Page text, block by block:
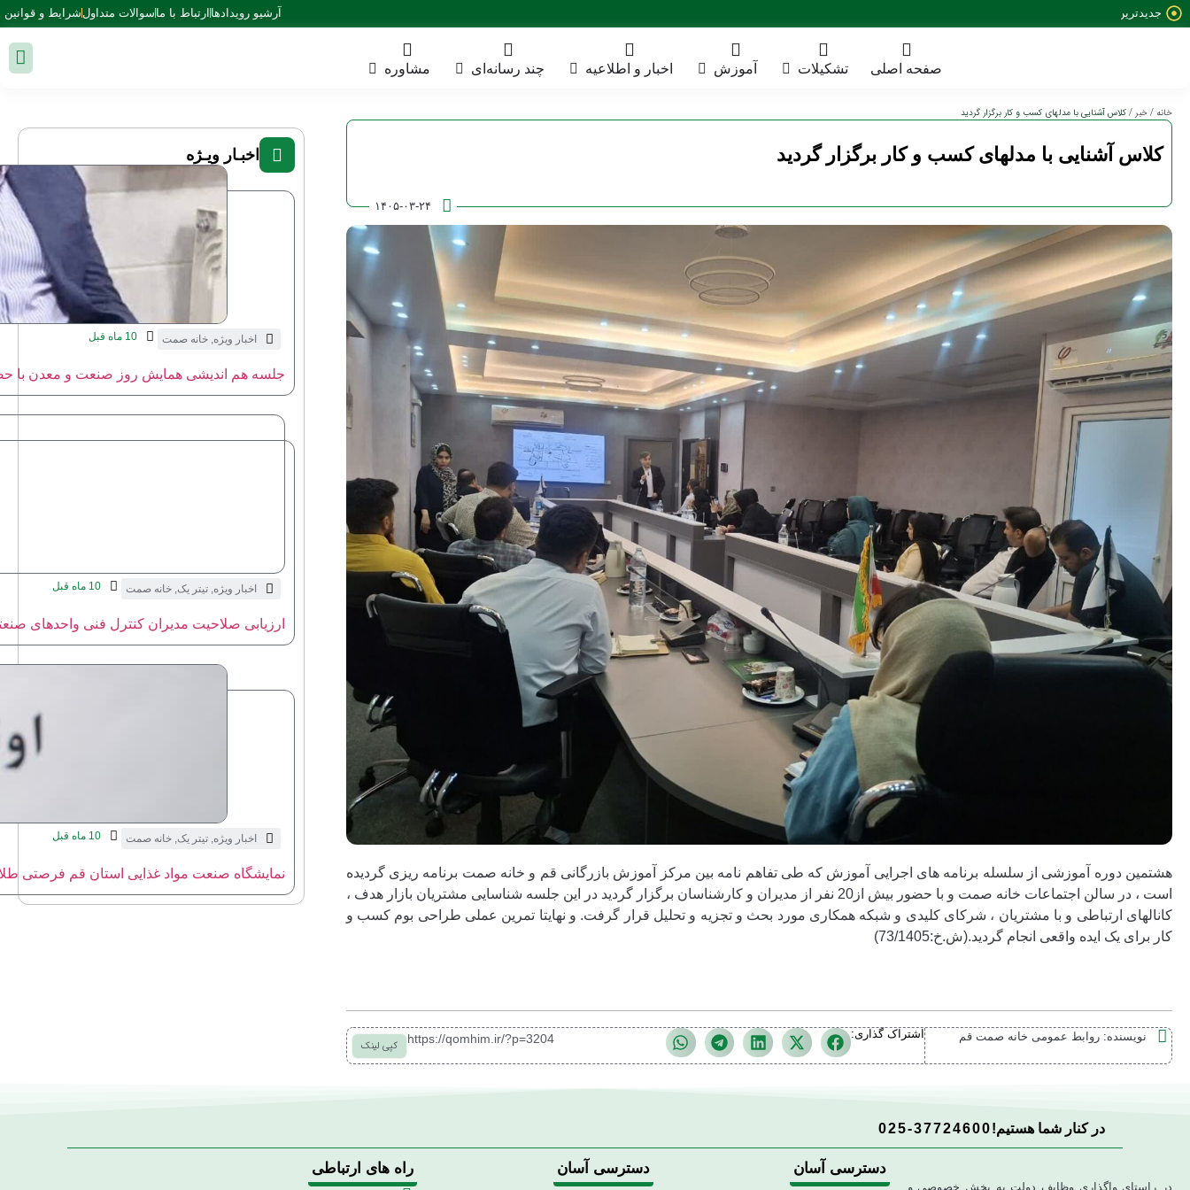
جدیدترین
خبرها:
آرشیو رویدادها ارتباط با ما سوالات متداول شرایط و قوانین
صفحه اصلی تشکیلات آموزش اخبار و اطلاعیه چند رسانه‌ای مشاوره
خانه / خبر / کلاس آشنایی با مدلهای کسب و کار برگزار گردید
کلاس آشنایی با مدلهای کسب و کار برگزار گردید
۱۴۰۵-۰۳-۲۴
هشتمین دوره آموزشی از سلسله برنامه های اجرایی آموزش که طی تفاهم نامه بین مرکز آموزش بازرگانی قم و خانه صمت برنامه ریزی گردیده
است ، در سالن اجتماعات خانه صمت و با حضور بیش از20 نفر از مدیران و کارشناسان برگزار گردید در این جلسه شناسایی مشتریان بازار هدف ،
کانالهای ارتباطی و با مشتریان ، شرکای کلیدی و شبکه همکاری مورد بحث و تجزیه و تحلیل قرار گرفت. و نهایتا تمرین عملی طراحی بوم کسب و
کار برای یک ایده واقعی انجام گردید.(ش.خ:73/1405)
نویسنده: روابط عمومی خانه صمت قم اشتراک گذاری:
کپی لینک https://qomhim.ir/?p=3204
اخبـار ویـژه
اخبار ویژه, خانه صمت 10 ماه قبل
جلسه هم اندیشی همایش روز صنعت و معدن با
اخبار ویژه, تیتر یک, خانه صمت 10 ماه قبل
ارزیابی صلاحیت مدیران کنترل فنی واحدهای
اخبار ویژه, تیتر یک, خانه صمت 10 ماه قبل
نمایشگاه صنعت مواد غذایی استان قم فرصتی
در کنار شما هستیم!025-37724600
در راستای واگذاری وظایف دولت به بخش خصوصی و
دسترسی آسان دسترسی آسان راه های ارتباطی